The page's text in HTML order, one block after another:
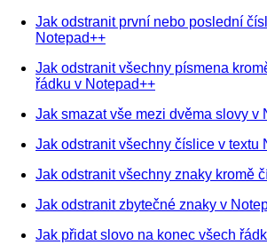
Jak odstranit první nebo poslední
Notepad++
Jak odstranit všechny písmena
řádku v Notepad++
Jak smazat vše mezi dvěma slovy v
Jak odstranit všechny číslice v textu
Jak odstranit všechny znaky kromě
Jak odstranit zbytečné znaky v
Jak přidat slovo na konec všech